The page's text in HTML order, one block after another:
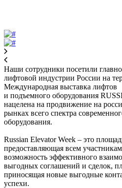
Наши сотрудники посетили
лифтовой индустрии России на
Международная выставка лифтов
и подъемного оборудования
нацелена на продвижение на
рынках всего спектра
оборудования.
Russian Elevator Week – это
предоставляющая всем
возможность эффективного
выгодных соглашений и сделок,
приносящая новые выгодные
успехи.